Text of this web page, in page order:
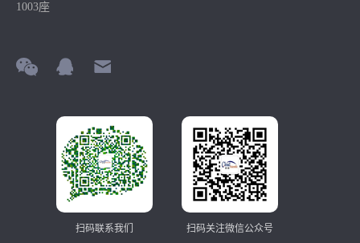
1003座
扫码联系我们 扫码关注微信公众号